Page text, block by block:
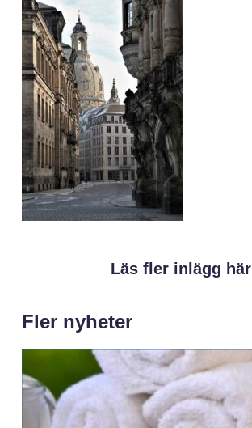
Läs fler inlägg här
Fler nyheter